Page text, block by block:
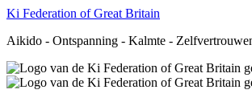
Ki Federation of Great Britain
Aikido - Ontspanning - Kalmte -